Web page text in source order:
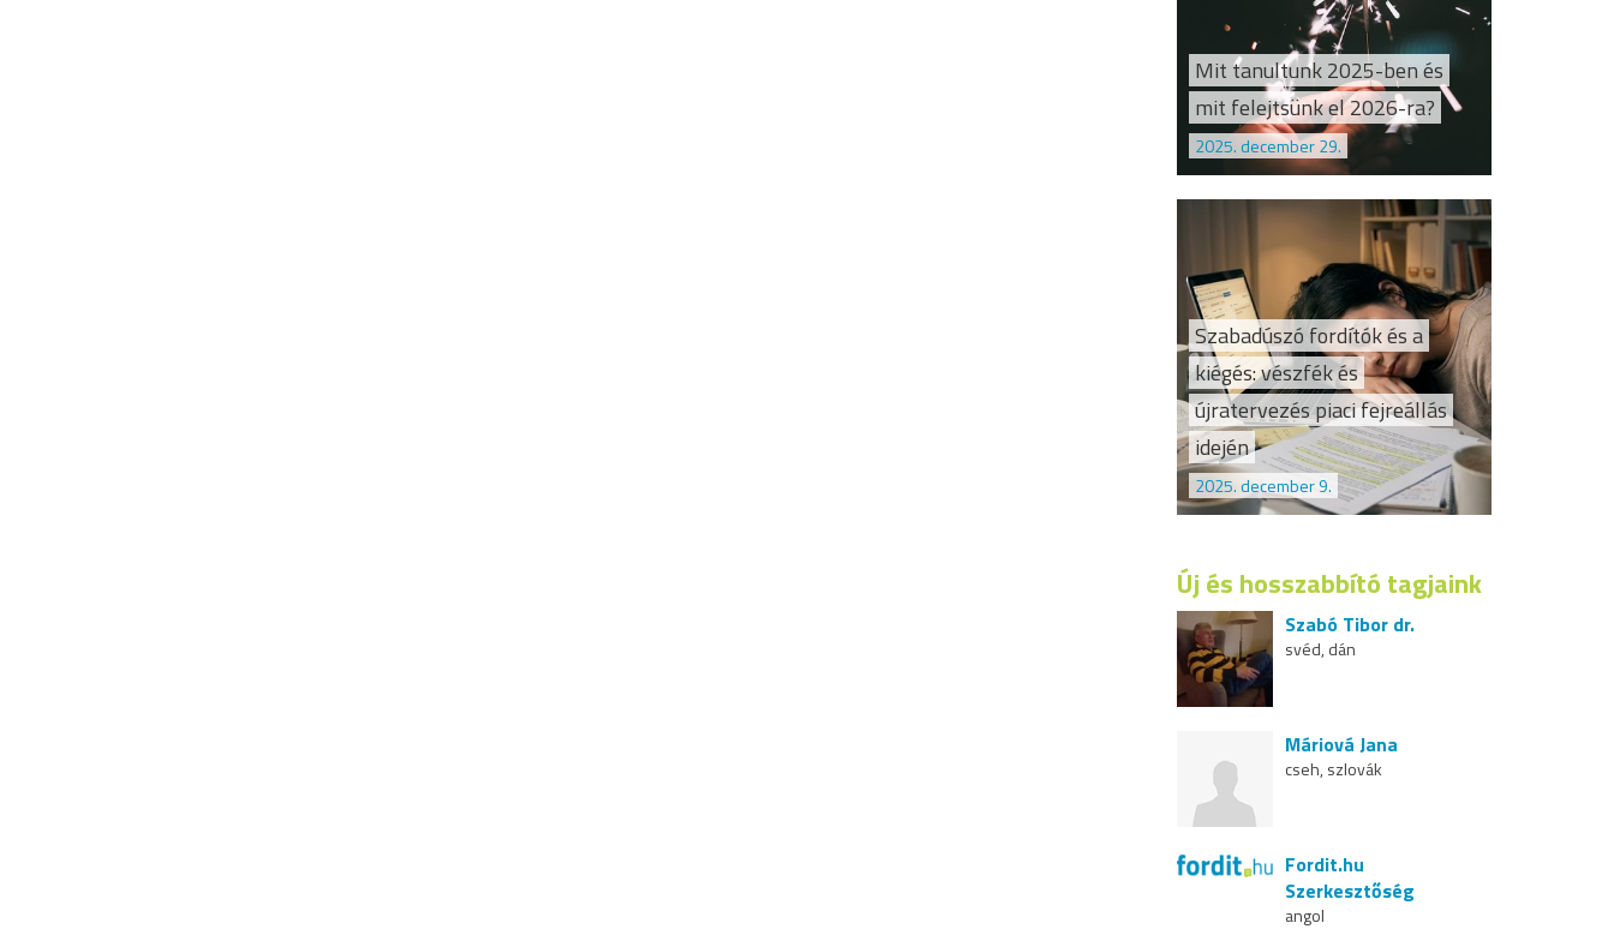
Mit tanultunk 2025-ben és
mit felejtsünk el 2026-ra?
2025. december 29.
Szabadúszó fordítók és a
kiégés: vészfék és
újratervezés piaci fejreállás
idején
2025. december 9.
Új és hosszabbító tagjaink
Szabó Tibor dr.
svéd, dán
Máriová Jana
cseh, szlovák
Fordit.hu
Szerkesztőség
angol